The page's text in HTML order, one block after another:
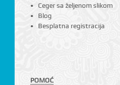
Ceger sa željenom slikom
Blog
Besplatna registracija
POMOĆ